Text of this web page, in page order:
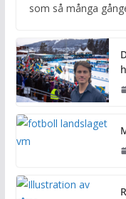
som så många